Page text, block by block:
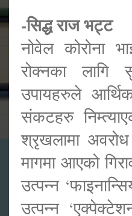
-सिद्ध राज भट्ट
नोवेल कोरोना
रोक्नका लागि
उपायहरुले
संकटहरु
श्रृखलामा
मागमा आएको
उत्पन्न
उत्पन्न